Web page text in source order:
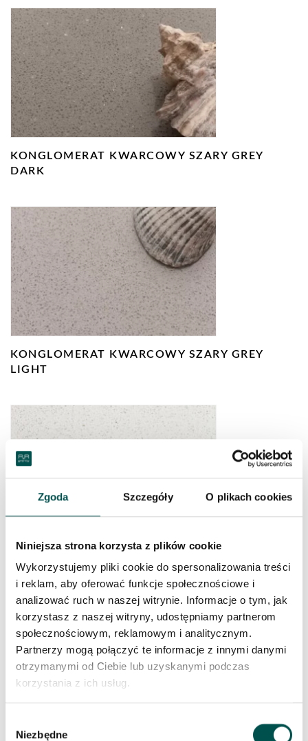
Zgoda Szczegóły O plikach cookies
Niniejsza strona korzysta z plików cookie
Wykorzystujemy pliki cookie do spersonalizowania treści
i reklam, aby oferować funkcje społecznościowe i
analizować ruch w naszej witrynie. Informacje o tym, jak
korzystasz z naszej witryny, udostępniamy partnerom
społecznościowym, reklamowym i analitycznym.
Partnerzy mogą połączyć te informacje z innymi danymi
otrzymanymi od Ciebie lub uzyskanymi podczas
korzystania z ich usług.
zgody
Niezbędne
KONGLOMERAT KWARCOWY SZARY GREY
DARK
KONGLOMERAT KWARCOWY SZARY GREY
LIGHT
KONGLOMERAT WHITE QUARTZ
KURU GREY PŁYTA GRANITOWA – FIŃSKI